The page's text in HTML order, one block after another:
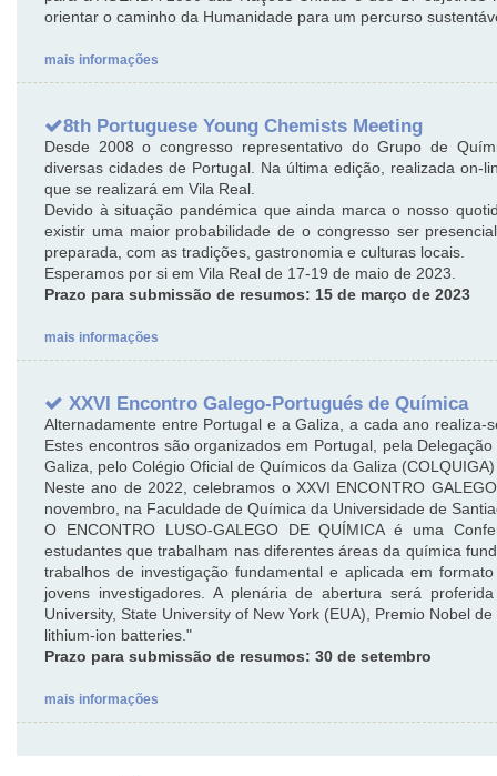
orientar o caminho da Humanidade para um percurso
mais informações
8th Portuguese Young Chemists Meeting
Desde 2008 o congresso representativo do Grupo de
diversas cidades de Portugal. Na última edição, realizada
que se realizará em Vila Real.
Devido à situação pandémica que ainda marca o nosso
existir uma maior probabilidade de o congresso ser
preparada, com as tradições, gastronomia e culturas locais.
Esperamos por si em Vila Real de 17-19 de maio de 2023.
Prazo para submissão de resumos: 15 de março de 2023
mais informações
XXVI Encontro Galego-Portugués de Química
Alternadamente entre Portugal e a Galiza, a cada ano realiza-
Estes encontros são organizados em Portugal, pela
Galiza, pelo Colégio Oficial de Químicos da Galiza
Neste ano de 2022, celebramos o XXVI ENCONTRO
novembro, na Faculdade de Química da Universidade de
O ENCONTRO LUSO-GALEGO DE QUÍMICA é uma
estudantes que trabalham nas diferentes áreas da química
trabalhos de investigação fundamental e aplicada em
jovens investigadores. A plenária de abertura será
University, State University of New York (EUA), Premio Nobel
lithium-ion batteries."
Prazo para submissão de resumos: 30 de setembro
mais informações